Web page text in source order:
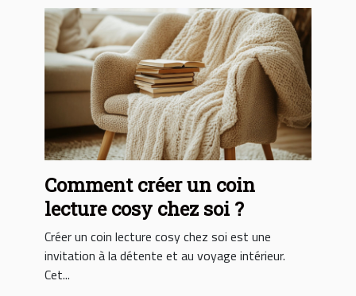
Comment créer un coin
lecture cosy chez soi ?
Créer un coin lecture cosy chez soi est une
invitation à la détente et au voyage intérieur.
Cet...